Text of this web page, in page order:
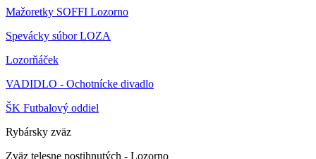
Mažoretky SOFFI Lozorno
Spevácky súbor LOZA
Lozorňáček
VADIDLO - Ochotnícke divadlo
ŠK Futbalový oddiel
Rybársky zväz
Zväz telesne postihnutých - Lozorno